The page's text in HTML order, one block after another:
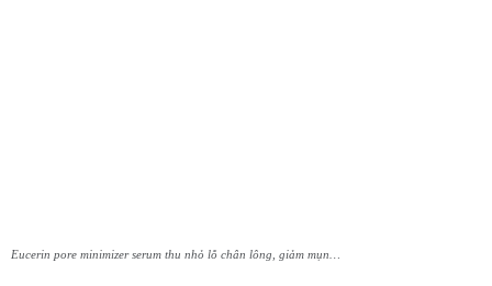
Eucerin pore minimizer serum thu nhỏ lỗ chân lông, giảm mụn…